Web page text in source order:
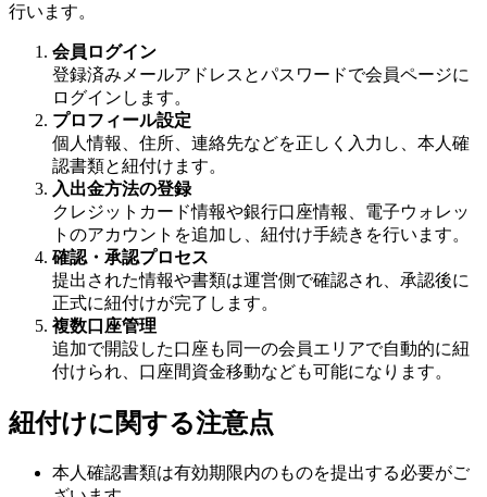
行います。
会員ログイン
登録済みメールアドレスとパスワードで会員ページに
ログインします。
プロフィール設定
個人情報、住所、連絡先などを正しく入力し、本人確
認書類と紐付けます。
入出金方法の登録
クレジットカード情報や銀行口座情報、電子ウォレッ
トのアカウントを追加し、紐付け手続きを行います。
確認・承認プロセス
提出された情報や書類は運営側で確認され、承認後に
正式に紐付けが完了します。
複数口座管理
追加で開設した口座も同一の会員エリアで自動的に紐
付けられ、口座間資金移動なども可能になります。
紐付けに関する注意点
本人確認書類は有効期限内のものを提出する必要がご